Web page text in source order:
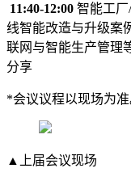
11:40-12:00 智能工
线智能改造与升级案
联网与智能生产管理
分享
*会议议程以现场为准
▲上届会议现场